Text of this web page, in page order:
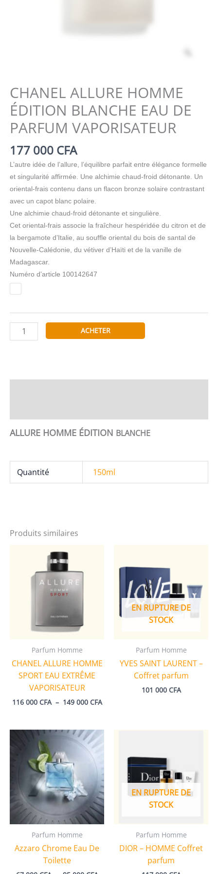
CHANEL ALLURE HOMME
ÉDITION BLANCHE EAU DE
PARFUM VAPORISATEUR
177 000 CFA
L’autre idée de l’allure, l’équilibre parfait entre élégance formelle
et singularité affirmée. Une alchimie chaud-froid détonante. Un
oriental-frais contenu dans un flacon bronze solaire contrastant
avec un capot blanc polaire.
Une alchimie chaud-froid détonante et singulière.
Cet oriental-frais associe la fraîcheur hespéridée du citron et de
la bergamote d’Italie, au souffle oriental du bois de santal de
Nouvelle-Calédonie, du vétiver d’Haïti et de la vanille de
Madagascar.
Numéro d’article 100142647
quantité
de
PARFUM
ACHETER
ALLURE HOMME ÉDITION BLANCHE
Quantité 150ml
Produits similaires
Parfum Homme
CHANEL ALLURE HOMME
SPORT EAU EXTRÊME
VAPORISATEUR
116 000 CFA – 149 000 CFAPlage
116
EN RUPTURE DE
STOCK
Parfum Homme
YVES SAINT LAURENT –
Coffret parfum
101 000 CFA
Parfum Homme
Azzaro Chrome Eau De
Toilette
EN RUPTURE DE
STOCK
Parfum Homme
DIOR – HOMME Coffret
parfum